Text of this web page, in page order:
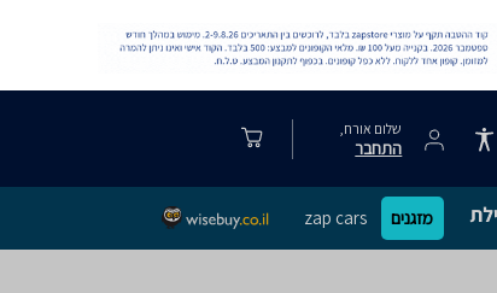
שלום אורח,
התחבר
מזגנים zap cars